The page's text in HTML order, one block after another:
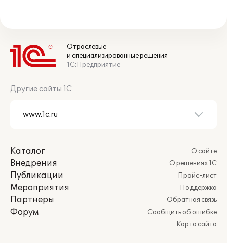
Отраслевые
и специализированные решения
1С:Предприятие
Другие сайты 1С
Каталог
Внедрения
Публикации
Мероприятия
Партнеры
Форум
О сайте
О решениях 1С
Прайс-лист
Поддержка
Обратная связь
Сообщить об ошибке
Карта сайта